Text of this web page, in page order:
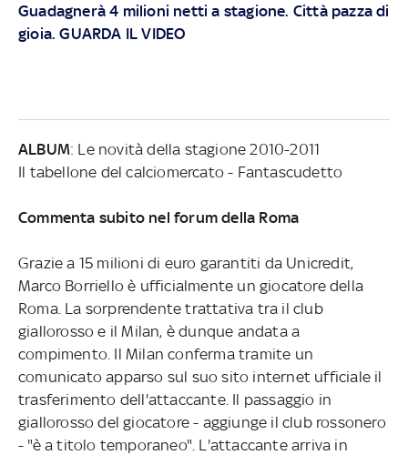
Guadagnerà 4 milioni netti a stagione. Città pazza di
gioia. GUARDA IL VIDEO
ALBUM: Le novità della stagione 2010-2011
Il tabellone del calciomercato - Fantascudetto
Commenta subito nel forum della Roma
Grazie a 15 milioni di euro garantiti da Unicredit,
Marco Borriello è ufficialmente un giocatore della
Roma. La sorprendente trattativa tra il club
giallorosso e il Milan, è dunque andata a
compimento. Il Milan conferma tramite un
comunicato apparso sul suo sito internet ufficiale il
trasferimento dell'attaccante. Il passaggio in
giallorosso del giocatore - aggiunge il club rossonero
- "è a titolo temporaneo". L'attaccante arriva in